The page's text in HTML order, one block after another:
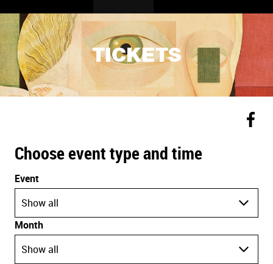
TICKETS
Choose event type and time
Event
Show all
Month
Show all